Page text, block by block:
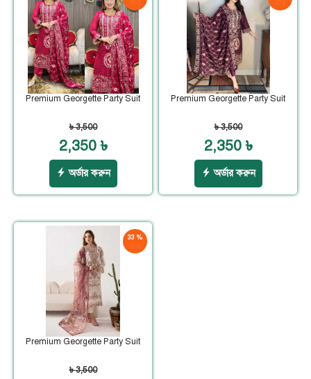
Premium Georgette Party Suit
৳ 3,500
2,350 ৳
অর্ডার করুন
Premium Georgette Party Suit
৳ 3,500
2,350 ৳
অর্ডার করুন
33 %
Premium Georgette Party Suit
৳ 3,500